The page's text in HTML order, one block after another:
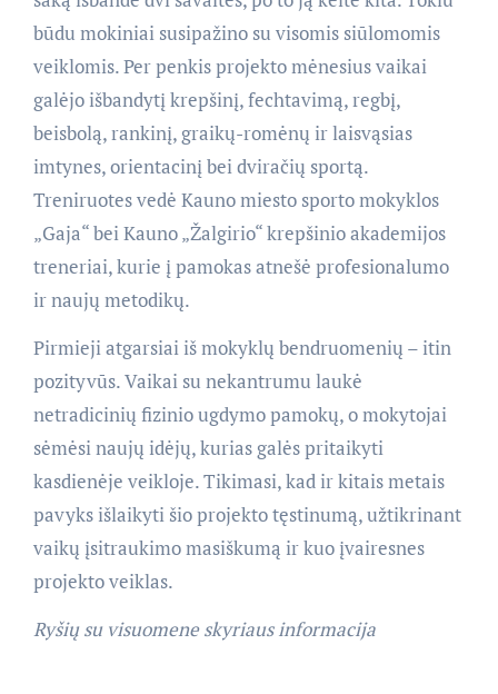
būdu mokiniai susipažino su visomis siūlomomis
veiklomis. Per penkis projekto mėnesius vaikai
galėjo išbandytį krepšinį, fechtavimą, regbį,
beisbolą, rankinį, graikų-romėnų ir laisvąsias
imtynes, orientacinį bei dviračių sportą.
Treniruotes vedė Kauno miesto sporto mokyklos
„Gaja“ bei Kauno „Žalgirio“ krepšinio akademijos
treneriai, kurie į pamokas atnešė profesionalumo
ir naujų metodikų.
Pirmieji atgarsiai iš mokyklų bendruomenių – itin
pozityvūs. Vaikai su nekantrumu laukė
netradicinių fizinio ugdymo pamokų, o mokytojai
sėmėsi naujų idėjų, kurias galės pritaikyti
kasdienėje veikloje. Tikimasi, kad ir kitais metais
pavyks išlaikyti šio projekto tęstinumą, užtikrinant
vaikų įsitraukimo masiškumą ir kuo įvairesnes
projekto veiklas.
Ryšių su visuomene skyriaus informacija